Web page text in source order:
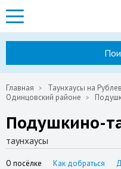
Главная Таунхаусы на
Одинцовский районе
Подушкино-
таунхаусы
О посёлке Как добраться